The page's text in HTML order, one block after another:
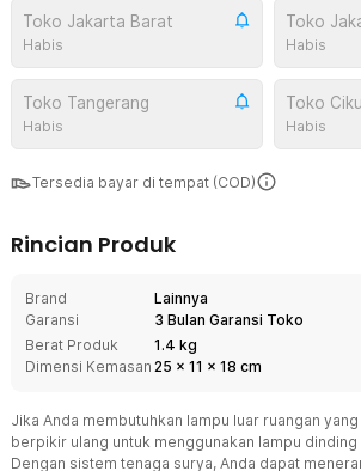
Toko Jakarta Barat
Habis
Toko
Habis
Toko Tangerang
Habis
Toko
Habis
Tersedia bayar di tempat (COD)
Rincian Produk
Brand
Lainnya
Garansi
3 Bulan Garansi Toko
Berat Produk
1.4 kg
Dimensi Kemasan 25 x 11 x 18 cm
Jika Anda membutuhkan lampu luar ruangan
berpikir ulang untuk menggunakan lampu dinding
Dengan sistem tenaga surya, Anda dapat